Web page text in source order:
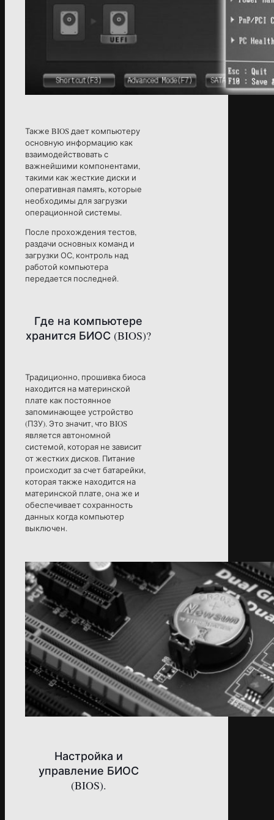
Также BIOS дает компьютеру
основную информацию как
взаимодействовать с
важнейшими компонентами,
такими как жесткие диски и
оперативная память, которые
необходимы для загрузки
операционной системы.
После прохождения тестов,
раздачи основных команд и
загрузки ОС, контроль над
работой компьютера
передается последней.
Где на компьютере
хранится БИОС (BIOS)?
Традиционно, прошивка биоса
находится на материнской
плате как постоянное
запоминающее устройство
(ПЗУ). Это значит, что BIOS
является автономной
системой, которая не зависит
от жестких дисков. Питание
происходит за счет батарейки,
которая также находится на
материнской плате, она же и
обеспечивает сохранность
данных когда компьютер
выключен.
Настройка и
управление БИОС
(BIOS).